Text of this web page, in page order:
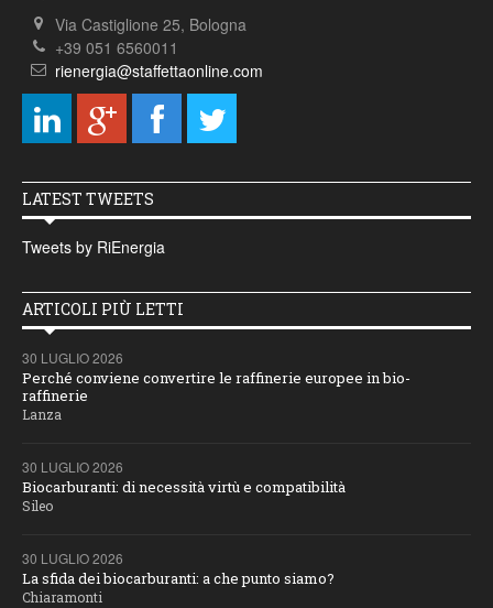
Via Castiglione 25, Bologna
+39 051 6560011
rienergia@staffettaonline.com
LATEST TWEETS
Tweets by RiEnergia
ARTICOLI PIÙ LETTI
30 LUGLIO 2026
Perché conviene convertire le raffinerie europee in bio-
raffinerie
Lanza
30 LUGLIO 2026
Biocarburanti: di necessità virtù e compatibilità
Sileo
30 LUGLIO 2026
La sfida dei biocarburanti: a che punto siamo?
Chiaramonti